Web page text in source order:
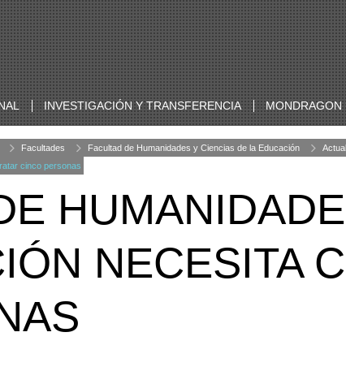
INVESTIGACIÓN Y TRANSFERENCIA MONDRAGON
Facultades Facultad de Humanidades y Ciencias de la Educación
cinco personas
NECESITA